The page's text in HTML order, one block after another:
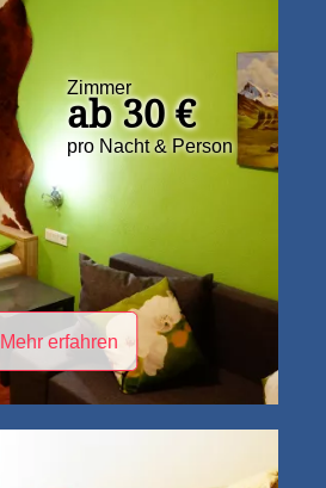
Zimmer
ab 30 €
pro Nacht & Person
Mehr erfahren